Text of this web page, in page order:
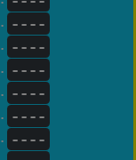
----
----
----
----
----
----